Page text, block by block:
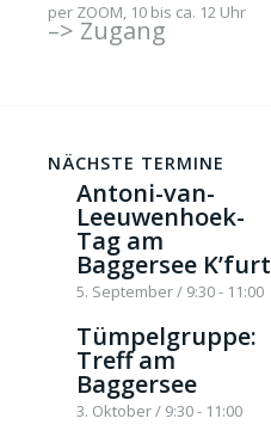
per ZOOM, 10 bis ca. 12 Uhr
–> Zugang
NÄCHSTE TERMINE
Antoni-van-
Leeuwenhoek-
Tag am
Baggersee K’furt
5. September / 9:30- 11:00
Tümpelgruppe:
Treff am
Baggersee
3. Oktober / 9:30- 11:00